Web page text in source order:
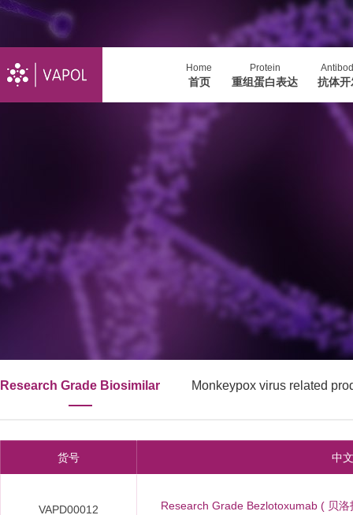
Home
首页
Protein
重组蛋白表达 抗体开
Research Grade Biosimilar Monkeypox virus related
货号 中
VAPD00012 Research Grade Bezlotoxumab ( 贝